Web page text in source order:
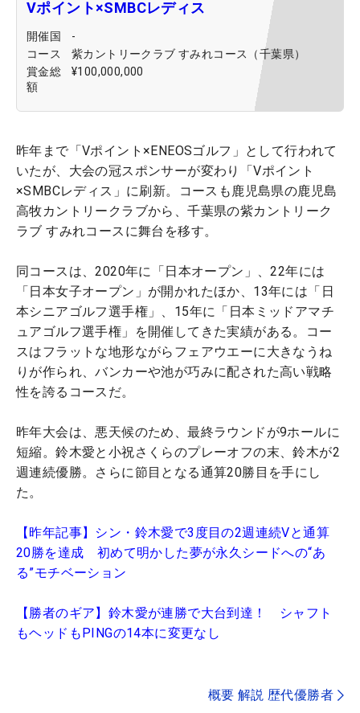
Vポイント×SMBCレディス
開催国
-
コース
紫カントリークラブ すみれコース（千葉県）
賞金総
額
¥100,000,000
昨年まで「Vポイント×ENEOSゴルフ」として行われて
いたが、大会の冠スポンサーが変わり「Vポイント
×SMBCレディス」に刷新。コースも鹿児島県の鹿児島
高牧カントリークラブから、千葉県の紫カントリーク
ラブ すみれコースに舞台を移す。
同コースは、2020年に「日本オープン」、22年には
「日本女子オープン」が開かれたほか、13年には「日
本シニアゴルフ選手権」、15年に「日本ミッドアマチ
ュアゴルフ選手権」を開催してきた実績がある。コー
スはフラットな地形ながらフェアウエーに大きなうね
りが作られ、バンカーや池が巧みに配された高い戦略
性を誇るコースだ。
昨年大会は、悪天候のため、最終ラウンドが9ホールに
短縮。鈴木愛と小祝さくらのプレーオフの末、鈴木が2
週連続優勝。さらに節目となる通算20勝目を手にし
た。
【昨年記事】シン・鈴木愛で3度目の2週連続Vと通算
20勝を達成 初めて明かした夢が永久シードへの“あ
る”モチベーション
【勝者のギア】鈴木愛が連勝で大台到達！ シャフト
もヘッドもPINGの14本に変更なし
概要 解説 歴代優勝者